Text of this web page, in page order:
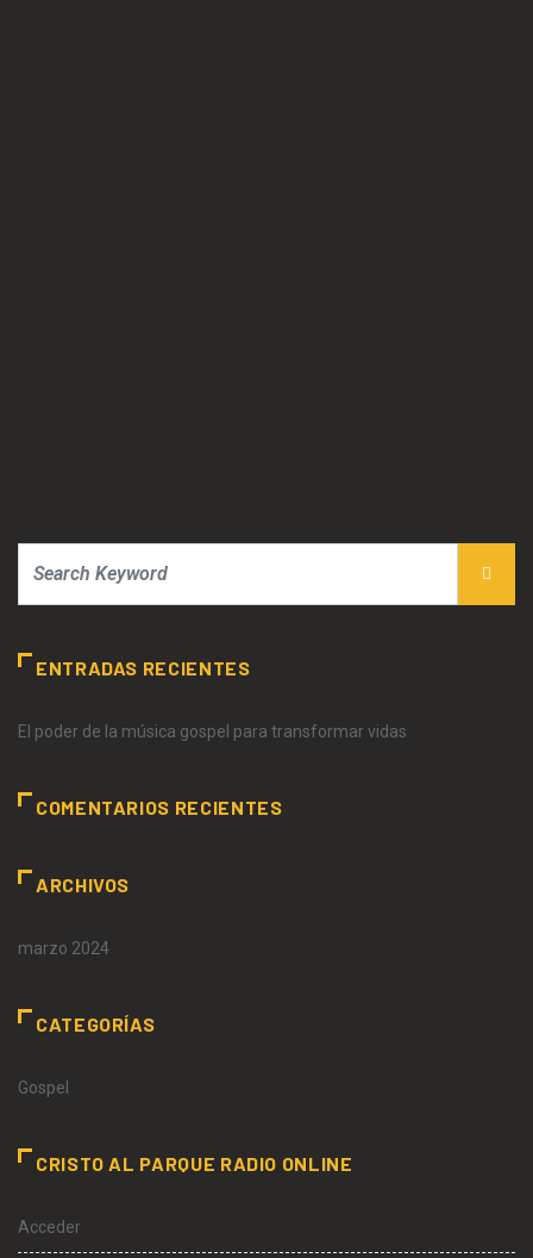
ENTRADAS RECIENTES
El poder de la música gospel para transformar vidas
COMENTARIOS RECIENTES
ARCHIVOS
marzo 2024
CATEGORÍAS
Gospel
CRISTO AL PARQUE RADIO ONLINE
Acceder